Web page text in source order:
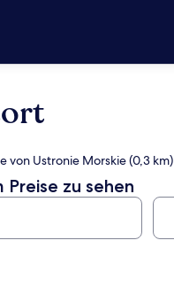
von Ustronie Morskie (0,3 km)
zu sehen